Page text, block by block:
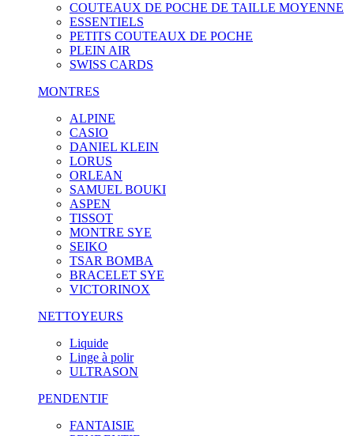
COUTEAUX DE POCHE DE TAILLE MOYENNE
ESSENTIELS
PETITS COUTEAUX DE POCHE
PLEIN AIR
SWISS CARDS
MONTRES
ALPINE
CASIO
DANIEL KLEIN
LORUS
ORLEAN
SAMUEL BOUKI
ASPEN
TISSOT
MONTRE SYE
SEIKO
TSAR BOMBA
BRACELET SYE
VICTORINOX
NETTOYEURS
Liquide
Linge à polir
ULTRASON
PENDENTIF
FANTAISIE